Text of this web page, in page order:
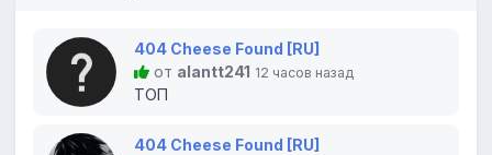
404 Cheese Found [RU]
от alantt241 12 часов назад
ТОП
404 Cheese Found [RU]